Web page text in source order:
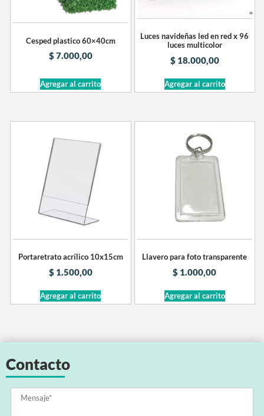
Cesped plastico 60×40cm
$7.000,00
Agregar al carrito
Luces navideñas led en red x 96
luces multicolor
$18.000,00
Agregar al carrito
Portaretrato acrílico 10x15cm
$1.500,00
Agregar al carrito
Llavero para foto transparente
$ 1.000,00
Agregar al carrito
Contacto